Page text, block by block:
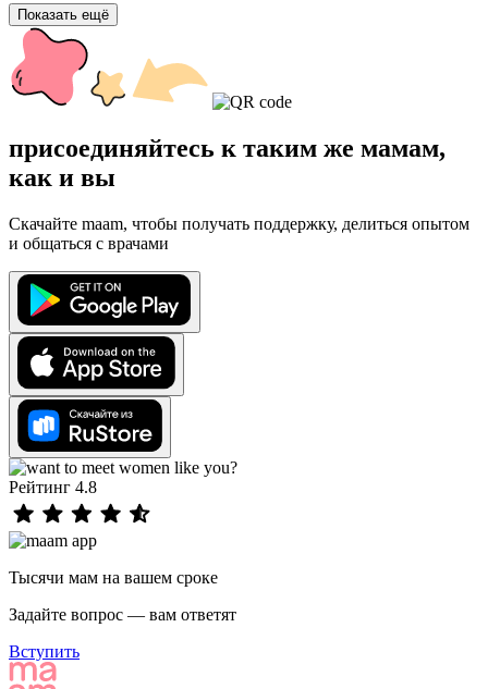
Показать ещё
присоединяйтесь к таким же мамам,
как и вы
Скачайте maam, чтобы получать поддержку, делиться опытом
и общаться с врачами
Рейтинг 4.8
Тысячи мам на вашем сроке
Задайте вопрос — вам ответят
Вступить